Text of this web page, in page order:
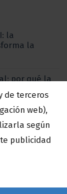
la
la
por qué la
es una
este
al
de terceros
web),
según
publicidad